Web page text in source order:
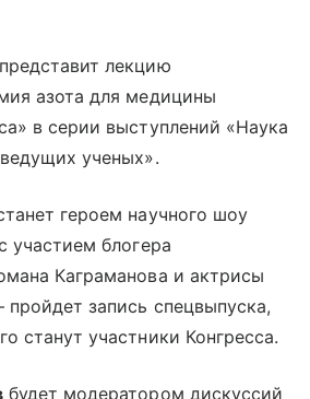
лекцию
азота для медицины
в серии выступлений «Наука
ученых».
героем научного шоу
участием блогера
Каграманова и актрисы
запись спецвыпуска,
станут участники Конгресса.
будет модератором дискуссий